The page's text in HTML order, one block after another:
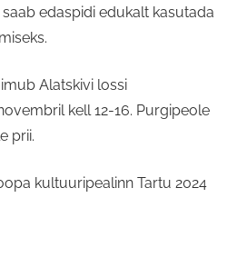
edaspidi edukalt kasutada
Alatskivi lossi
kell 12-16. Purgipeole
prii.
kultuuripealinn Tartu 2024